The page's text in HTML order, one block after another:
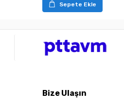
Sepete Ekle
Bize Ulaşın